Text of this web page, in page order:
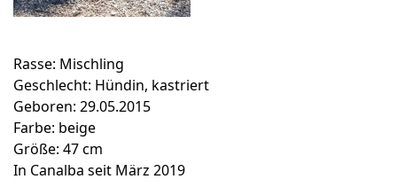
Rasse: Mischling
Geschlecht: Hündin, kastriert
Geboren: 29.05.2015
Farbe: beige
Größe: 47 cm
In Canalba seit März 2019